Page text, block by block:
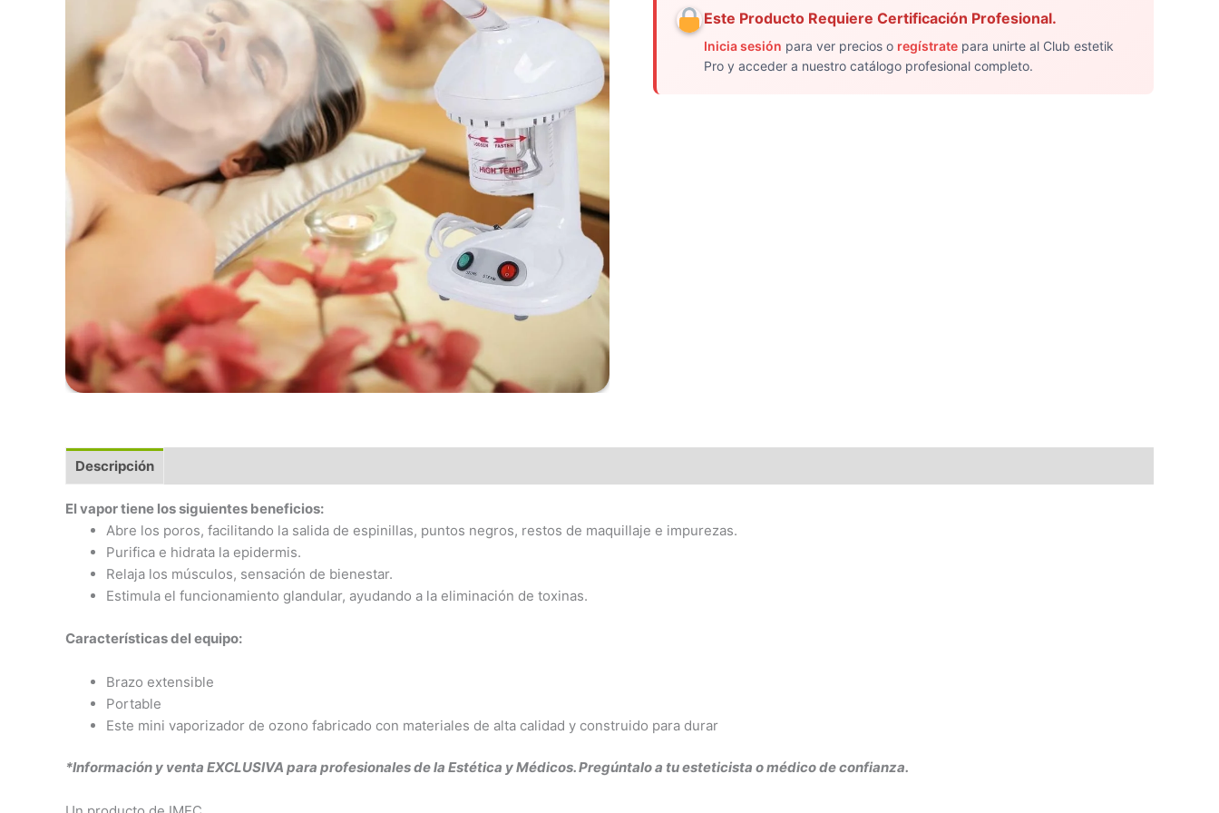
Este Producto Requiere Certificación Profesional.
Inicia sesión para ver precios o regístratepara unirte al Club estetik
Pro y acceder a nuestro catálogo profesional completo.
Descripción
El vapor tiene los siguientes beneficios:
Abre los poros, facilitando la salida de espinillas, puntos negros, restos de maquillaje e impurezas.
Purifica e hidrata la epidermis.
Relaja los músculos, sensación de bienestar.
Estimula el funcionamiento glandular, ayudando a la eliminación de toxinas.
Características del equipo:
Brazo extensible
Portable
Este mini vaporizador de ozono fabricado con materiales de alta calidad y construido para durar
*Información y venta EXCLUSIVA para profesionales de la Estética y Médicos. Pregúntalo a tu esteticista o médico de confianza.